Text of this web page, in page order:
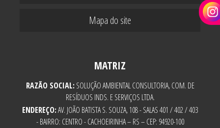
Mapa do site
MATRIZ
RAZÃO SOCIAL: SOLUÇÃO AMBIENTAL CONSULTORIA, COM. DE
RESÍDUOS INDS. E SERVIÇOS LTDA.
ENDEREÇO:AV. JOÃO BATISTA S. SOUZA, 108 - SALAS 401 / 402 / 403
- BAIRRO: CENTRO - CACHOEIRINHA – RS – CEP: 94920-100